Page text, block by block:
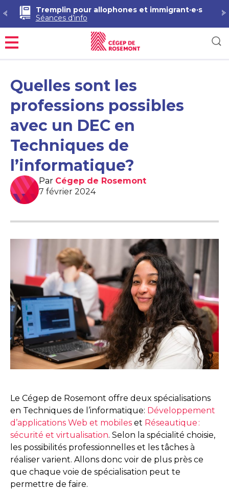
Tremplin pour allophones et immigrant·e·s
Séances d’info
Menu
Quelles sont les
professions possibles
avec un DEC en
Techniques de
l’informatique?
Par Cégep de Rosemont
7 février 2024
Le Cégep de Rosemont offre deux spécialisations
en Techniques de l’informatique: Développement
d’applications Web et mobiles et Réseautique :
sécurité et virtualisation. Selon la spécialité choisie,
les possibilités professionnelles et les tâches à
réaliser varient. Allons donc voir de plus près ce
que chaque voie de spécialisation peut te
permettre de faire.